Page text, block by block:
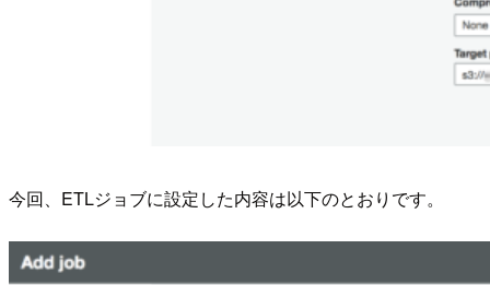
今回、ETLジョブに設定した内容は以下のとおりです。